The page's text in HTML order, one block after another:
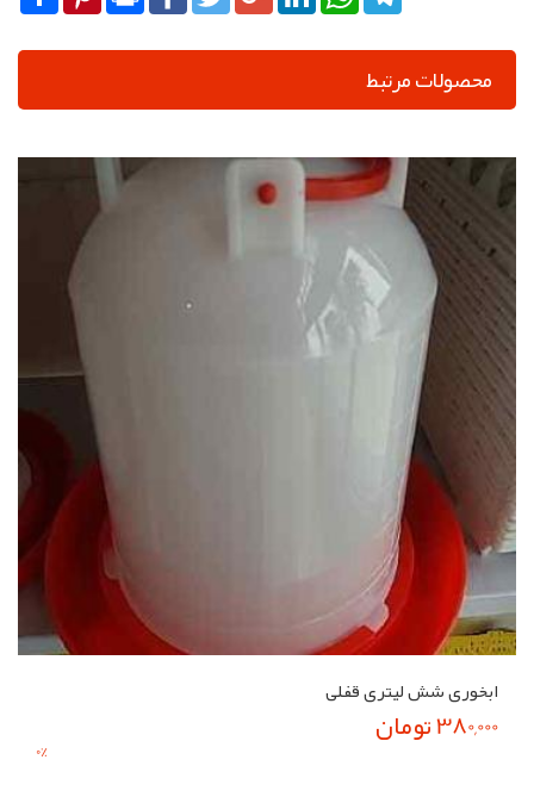
محصولات مرتبط
ابخوری شش لیتری قفلی
380,000 تومان 0%